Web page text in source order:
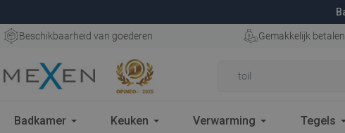
Beschikbaarheid van goederen Gemakkelijk betalen
Badkamer Keuken Verwarming Tegels